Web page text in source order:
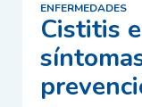
ENFERMEDADES
Cistitis